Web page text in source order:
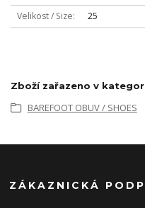
Velikost / Size 25
Zboží zařazeno v
BAREFOOT OBUV / SHOES
ZÁKAZNICKÁ